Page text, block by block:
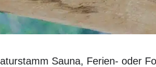
Sauna, Ferien- oder